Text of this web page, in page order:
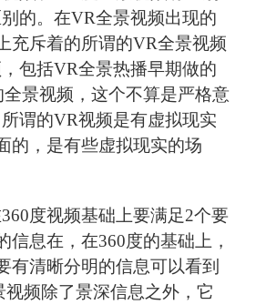
的。在VR全景视频出现的
充斥着的所谓的VR全景视频
包括VR全景热播早期做的
景视频，这个不算是严格意
谓的VR视频是有虚拟现实
的，是有些虚拟现实的场
度视频基础上要满足2个要
信息在，在360度的基础上，
有清晰分明的信息可以看到
频除了景深信息之外，它